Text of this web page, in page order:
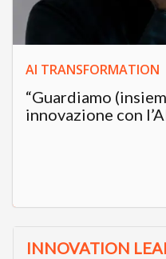
AI TRANSFORMATION
“Guardiamo
innovazione con
INNOVATION